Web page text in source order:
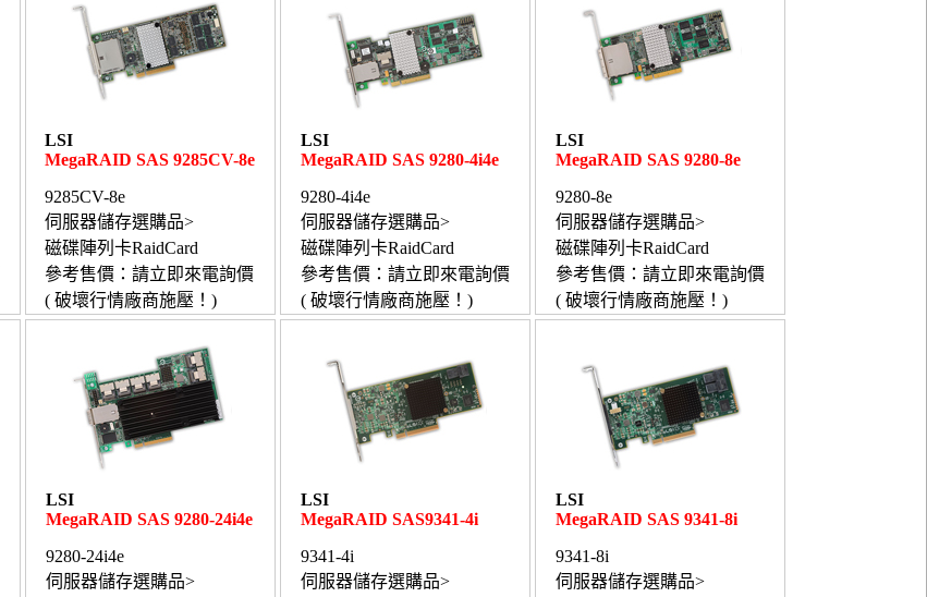
LSI
MegaRAID SAS 9285CV-8e
9285CV-8e
伺服器儲存選購品>
磁碟陣列卡RaidCard
參考售價：請立即來電詢價
( 破壞行情廠商施壓！)
LSI
MegaRAID SAS 9280-4i4e
9280-4i4e
伺服器儲存選購品>
磁碟陣列卡RaidCard
參考售價：請立即來電詢價
( 破壞行情廠商施壓！)
LSI
MegaRAID SAS 9280-8e
9280-8e
伺服器儲存選購品>
磁碟陣列卡RaidCard
參考售價：請立即來電詢價
( 破壞行情廠商施壓！)
LSI
MegaRAID SAS 9280-24i4e
9280-24i4e
伺服器儲存選購品>
LSI
MegaRAID SAS9341-4i
9341-4i
伺服器儲存選購品>
LSI
MegaRAID SAS 9341-8i
9341-8i
伺服器儲存選購品>